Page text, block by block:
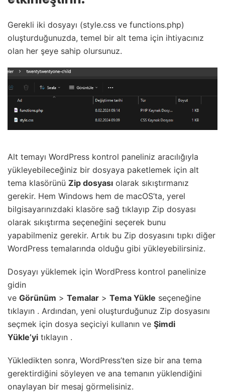
Gerekli iki dosyayı (style.css ve functions.php)
oluşturduğunuzda, temel bir alt tema için ihtiyacınız
olan her şeye sahip olursunuz.
Alt temayı WordPress kontrol paneliniz aracılığıyla
yükleyebileceğiniz bir dosyaya paketlemek için alt
tema klasörünü Zip dosyası olarak sıkıştırmanız
gerekir. Hem Windows hem de macOS’ta, yerel
bilgisayarınızdaki klasöre sağ tıklayıp Zip dosyası
olarak sıkıştırma seçeneğini seçerek bunu
yapabilmeniz gerekir. Artık bu Zip dosyasını tıpkı diğer
WordPress temalarında olduğu gibi yükleyebilirsiniz.
Dosyayı yüklemek için WordPress kontrol panelinize
gidin
ve Görünüm > Temalar > Tema Yükle seçeneğine
tıklayın . Ardından, yeni oluşturduğunuz Zip dosyasını
seçmek için dosya seçiciyi kullanın ve Şimdi
Yükle’yi tıklayın .
Yükledikten sonra, WordPress’ten size bir ana tema
gerektirdiğini söyleyen ve ana temanın yüklendiğini
onaylayan bir mesaj görmelisiniz.